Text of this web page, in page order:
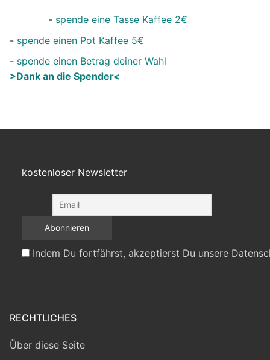
- spende eine Tasse Kaffee 2€
- spende einen Pot Kaffee 5€
- spende einen Betrag deiner Wahl
>Dank an die Spender<
kostenloser Newsletter
Indem Du fortfährst, akzeptierst Du unsere
RECHTLICHES
Über diese Seite